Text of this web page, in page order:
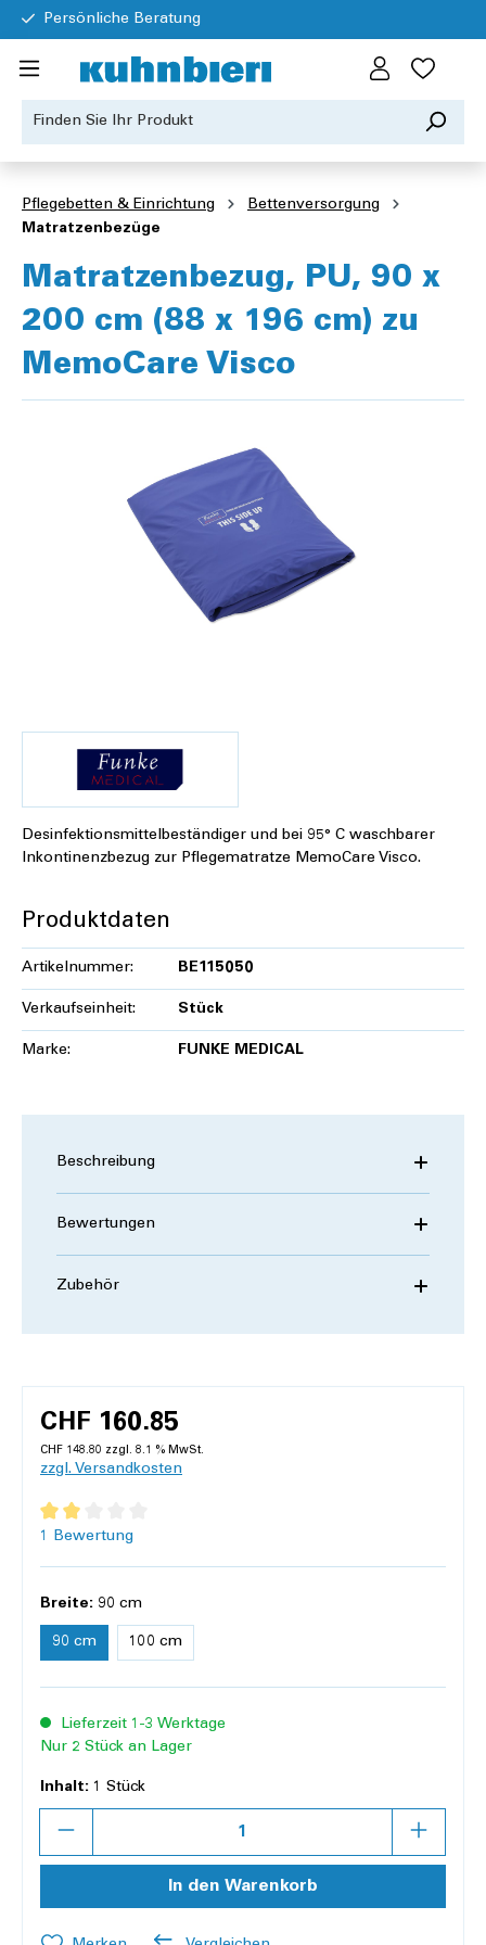
Persönliche Beratung
Pflegebetten & Einrichtung
Bettenversorgung
Matratzenbezüge
Matratzenbezug, PU, 90 x
200 cm (88 x 196 cm) zu
MemoCare Visco
Desinfektionsmittelbeständiger und bei 95° C waschbarer
Inkontinenzbezug zur Pflegematratze MemoCare Visco.
Produktdaten
Artikelnummer: BE115050
Verkaufseinheit: Stück
Marke: FUNKE MEDICAL
Beschreibung
Bewertungen
Zubehör
CHF 160.85
CHF 148.80 zzgl. 8.1 % MwSt.
zzgl. Versandkosten
Durchschnittliche Bewertung von 2 von 5 Sternen
1 Bewertung
Breite: 90 cm
90 cm 100 cm
Lieferzeit 1-3 Werktage
Nur 2 Stück an Lager
Inhalt: 1 Stück
In den Warenkorb